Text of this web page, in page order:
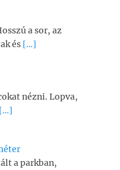
a sor, az
és […]
nézni. Lopva,
[…]
a parkban,